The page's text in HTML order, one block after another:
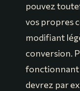
pouvez
vos propres
modifiant
conversion.
fonctionnant
devrez par